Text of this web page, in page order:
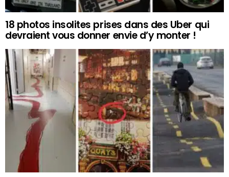
18 photos insolites prises dans des Uber qui
devraient vous donner envie d’y monter !